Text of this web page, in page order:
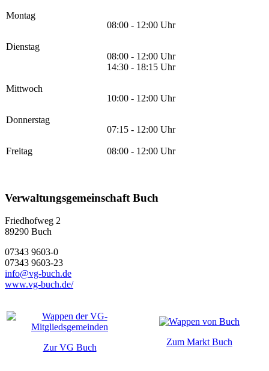
Montag
08:00 - 12:00 Uhr
Dienstag
08:00 - 12:00 Uhr
14:30 - 18:15 Uhr
Mittwoch
10:00 - 12:00 Uhr
Donnerstag
07:15 - 12:00 Uhr
Freitag 08:00 - 12:00 Uhr
Verwaltungsgemeinschaft Buch
Friedhofweg 2
89290 Buch
07343 9603-0
07343 9603-23
info@vg-buch.de
www.vg-buch.de/
Zur VG Buch
Zum Markt Buch